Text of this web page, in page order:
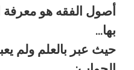
أصول الفقه هو معرفة
بها...
حيث عبر بالعلم ولم